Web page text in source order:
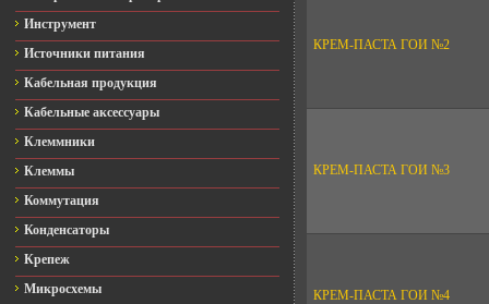
Инструмент
Источники питания
Кабельная продукция
Кабельные аксессуары
Клеммники
Клеммы
Коммутация
Конденсаторы
Крепеж
Микросхемы
КРЕМ-ПАСТА ГОИ №2
КРЕМ-ПАСТА ГОИ №3
КРЕМ-ПАСТА ГОИ №4